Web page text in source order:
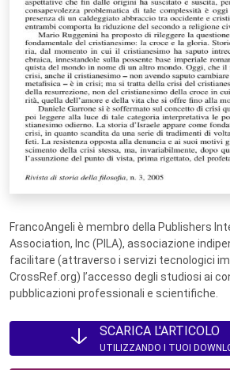
FrancoAngeli è membro della Publishers
Association, Inc (PILA), associazione
facilitare (attraverso i servizi tecnologici
CrossRef.org) l’accesso degli studiosi ai
pubblicazioni professionali e scientifiche.
SCARICA L'ARTICOLO
UTILIZZANDO I TUOI